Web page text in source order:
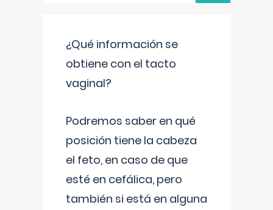
¿Qué información se
obtiene con el tacto
vaginal?
Podremos saber en qué
posición tiene la cabeza
el feto, en caso de que
esté en cefálica, pero
también si está en alguna